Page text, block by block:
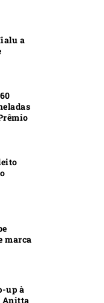
a
marca
up à
Anitta